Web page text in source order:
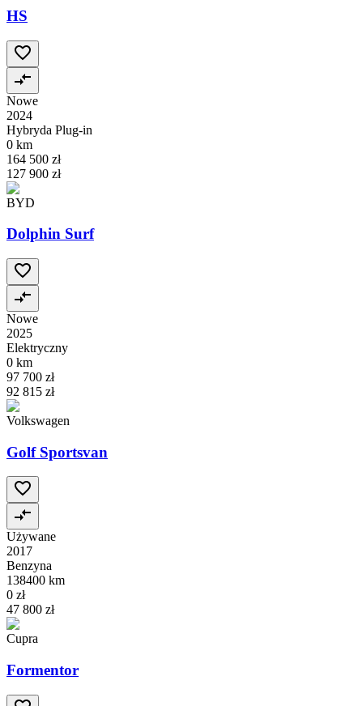
HS
Nowe
2024
Hybryda Plug-in
0 km
164 500 zł
127 900 zł
BYD
Dolphin Surf
Nowe
2025
Elektryczny
0 km
97 700 zł
92 815 zł
Volkswagen
Golf Sportsvan
Używane
2017
Benzyna
138400 km
0 zł
47 800 zł
Cupra
Formentor